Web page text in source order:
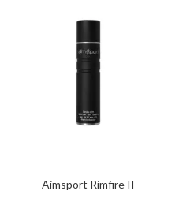
Aimsport Rimfire II